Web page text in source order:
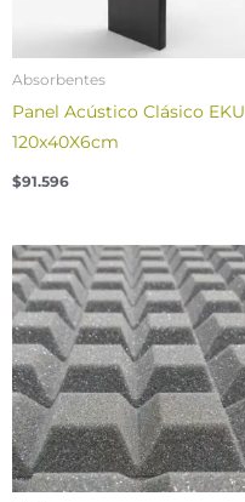
Absorbentes
Panel Acústico Clásico EKU
120x40X6cm
$91.596